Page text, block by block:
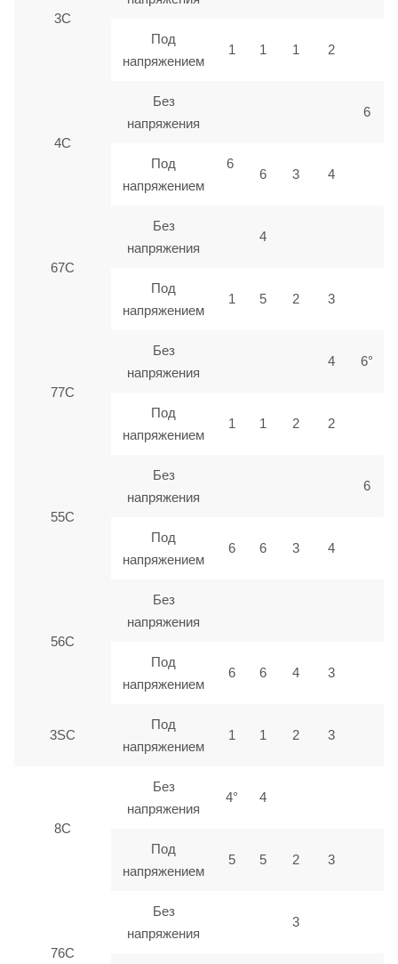
3С
Под
напряжением
1 1 1 2
4С
Без
напряжения
6
Под
напряжением
6
6 3 4
67С
Без
напряжения
4
Под
напряжением
1 5 2 3
77С
Без
напряжения
4 6°
Под
напряжением
1 1 2 2
55С
Без
напряжения
6
Под
напряжением
6 6 3 4
56С
Без
напряжения
Под
напряжением
6 6 4 3
3SC
Под
напряжением
1 1 2 3
8C
Без
напряжения
4° 4
Под
напряжением
5 5 2 3
76C
Без
напряжения
3